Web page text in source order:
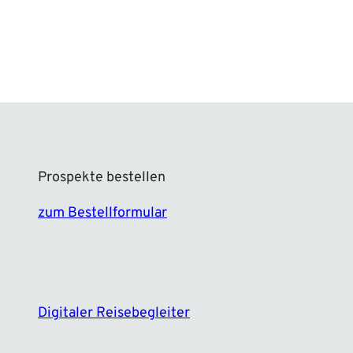
Prospekte bestellen
zum Bestellformular
e t
Digitaler Reisebegleiter